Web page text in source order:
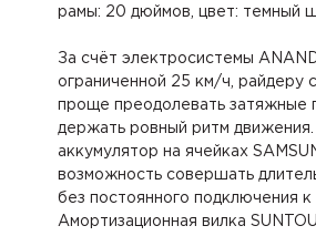
рамы: 20 дюймов, цвет: темный
За счёт электросистемы
ограниченной 25 км/ч, райдеру
проще преодолевать затяжные
держать ровный ритм
аккумулятор на ячейках
возможность совершать
без постоянного подключения к
Амортизационная вилка